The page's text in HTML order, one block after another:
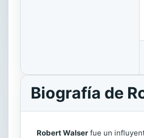
Biografía de
Robert Walser fue un